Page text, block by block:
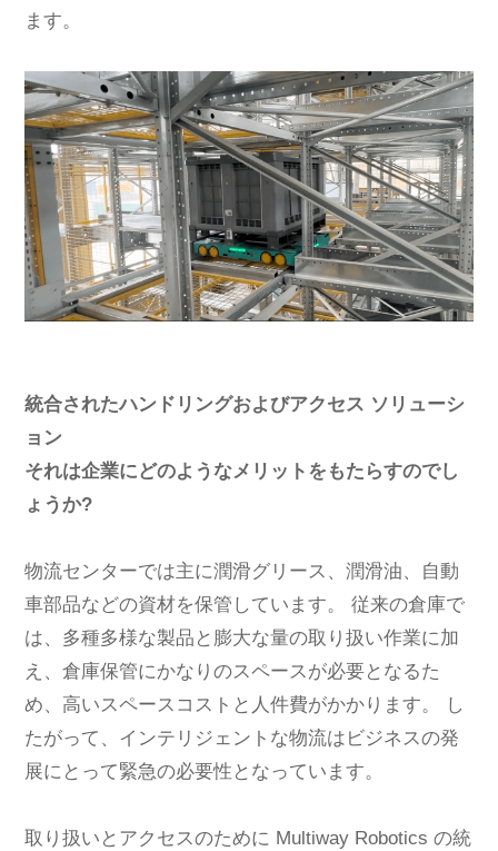
ます。
統合されたハンドリングおよびアクセス ソリューシ
ョン
それは企業にどのようなメリットをもたらすのでし
ょうか?
物流センターでは主に潤滑グリース、潤滑油、自動
車部品などの資材を保管しています。 従来の倉庫で
は、多種多様な製品と膨大な量の取り扱い作業に加
え、倉庫保管にかなりのスペースが必要となるた
め、高いスペースコストと人件費がかかります。 し
たがって、インテリジェントな物流はビジネスの発
展にとって緊急の必要性となっています。
取り扱いとアクセスのために Multiway Robotics の統